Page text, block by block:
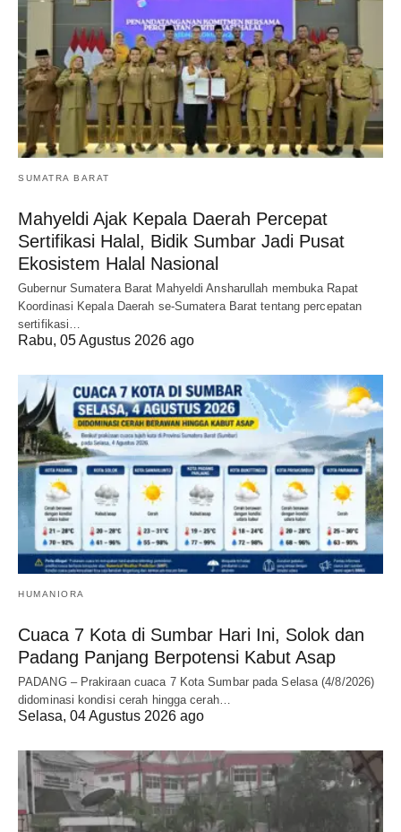
SUMATRA BARAT
Mahyeldi Ajak Kepala Daerah Percepat
Sertifikasi Halal, Bidik Sumbar Jadi Pusat
Ekosistem Halal Nasional
Gubernur Sumatera Barat Mahyeldi Ansharullah membuka Rapat
Koordinasi Kepala Daerah se-Sumatera Barat tentang percepatan
sertifikasi…
Rabu, 05 Agustus 2026 ago
HUMANIORA
Cuaca 7 Kota di Sumbar Hari Ini, Solok dan
Padang Panjang Berpotensi Kabut Asap
PADANG – Prakiraan cuaca 7 Kota Sumbar pada Selasa (4/8/2026)
didominasi kondisi cerah hingga cerah…
Selasa, 04 Agustus 2026 ago